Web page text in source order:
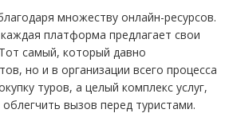
множеству онлайн-ресурсов.
платформа предлагает свои
самый, который давно
но и в организации всего процесса
туров, а целый комплекс услуг,
вызов перед туристами.